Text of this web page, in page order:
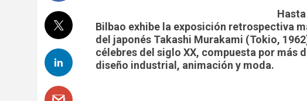
Bilbao exhibe la exposición retrospectiva
del japonés Takashi Murakami (Tokio,
célebres del siglo XX, compuesta por más
diseño industrial, animación y moda.